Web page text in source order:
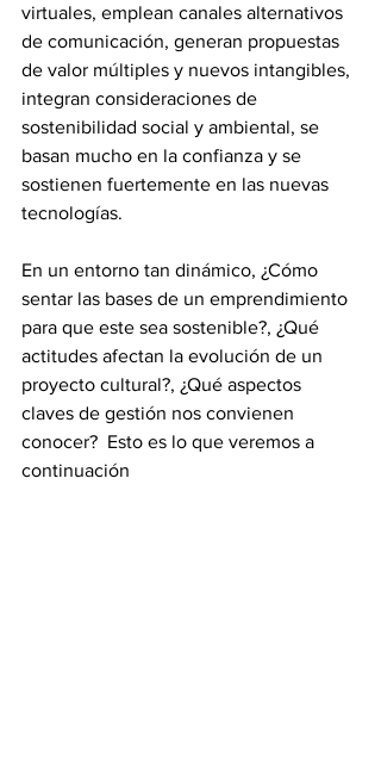
virtuales, emplean canales alternativos
de comunicación, generan propuestas
de valor múltiples y nuevos intangibles,
integran consideraciones de
sostenibilidad social y ambiental, se
basan mucho en la confianza y se
sostienen fuertemente en las nuevas
tecnologías.
En un entorno tan dinámico, ¿Cómo
sentar las bases de un emprendimiento
para que este sea sostenible?, ¿Qué
actitudes afectan la evolución de un
proyecto cultural?, ¿Qué aspectos
claves de gestión nos convienen
conocer?  Esto es lo que veremos a
continuación